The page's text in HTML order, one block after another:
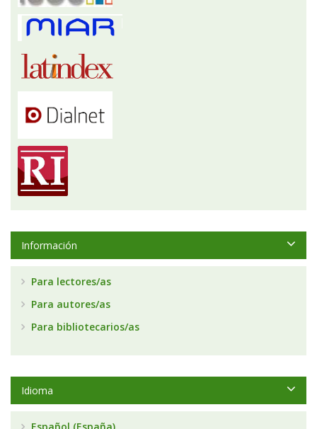
Información
Para lectores/as
Para autores/as
Para bibliotecarios/as
Idioma